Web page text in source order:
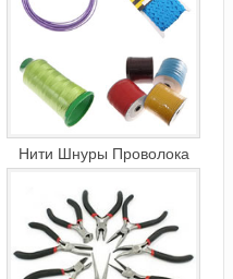
Нити Шнуры Проволока